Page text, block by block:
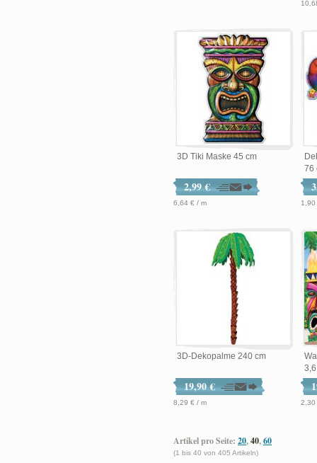
3D Tiki Maske 45 cm
2,99 €
6,64 € / m
76
3D-Dekopalme 240 cm
19,90 €
8,29 € / m 2,30
Artikel pro Seite: 20,40,60
(1 bis 40 von 405 Artikeln)